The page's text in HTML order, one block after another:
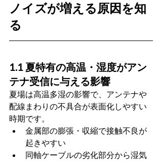
ノイズが増える原因を知
る
1.1 夏特有の高温・湿度がアン
テナ受信に与える影響
夏場は高温多湿の影響で、アンテナや
配線まわりの不具合が表面化しやすい
時期です。
金属部の膨張・収縮で接触不良が
起きやすい
同軸ケーブルの劣化部分から湿気